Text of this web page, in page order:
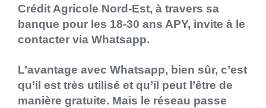
Crédit Agricole Nord-Est, à travers sa
banque pour les 18-30 ans APY, invite à le
contacter via Whatsapp.
L’avantage avec Whatsapp, bien sûr, c’est
qu’il est très utilisé et qu’il peut l’être de
manière gratuite. Mais le réseau passe